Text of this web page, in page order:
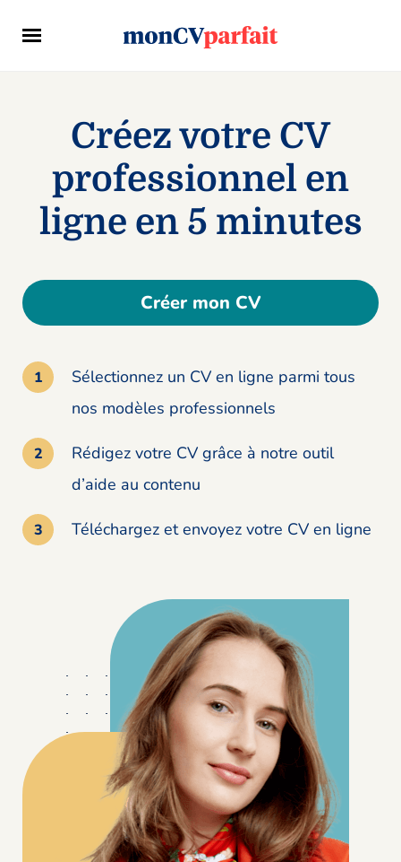
Créez votre CV
professionnel en
ligne en 5 minutes
Créer mon CV
Sélectionnez un CV en ligne parmi tous
nos modèles professionnels
Rédigez votre CV grâce à notre outil
d’aide au contenu
Téléchargez et envoyez votre CV en ligne